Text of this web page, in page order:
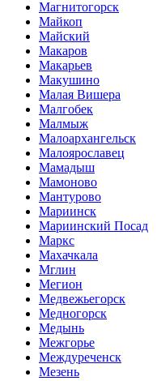
Магнитогорск
Майкоп
Майский
Макаров
Макарьев
Макушино
Малая Вишера
Малгобек
Малмыж
Малоархангельск
Малоярославец
Мамадыш
Мамоново
Мантурово
Мариинск
Мариинский Посад
Маркс
Махачкала
Мглин
Мегион
Медвежьегорск
Медногорск
Медынь
Межгорье
Междуреченск
Мезень